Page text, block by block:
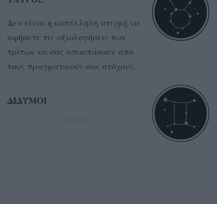
Δεν είναι η κατάλληλη στιγμή να
αφήσετε τις αξιολογήσεις των
τρίτων να σας αποσπάσουν από
τους πραγματικούς σας στόχους.
ΔΙΔΥΜΟΙ